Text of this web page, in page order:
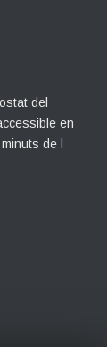
del
en
de l